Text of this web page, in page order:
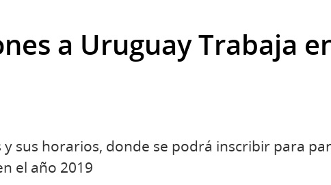
a Uruguay Trabaja
y sus horarios, donde se podrá inscribir para
el año 2019